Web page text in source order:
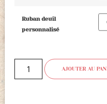
Ruban deuil
personnalisé
AJOUTER AU